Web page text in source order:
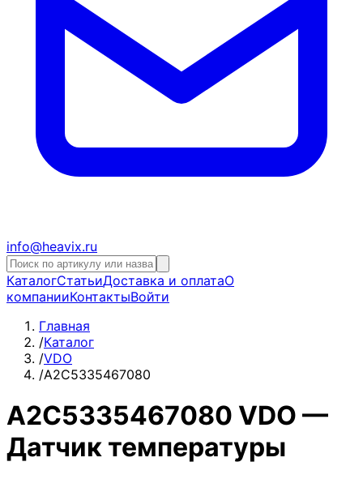
info@heavix.ru
КаталогСтатьиДоставка и оплатаО
компанииКонтактыВойти
Главная
/Каталог
/VDO
/A2C5335467080
A2C5335467080 VDO —
Датчик температуры